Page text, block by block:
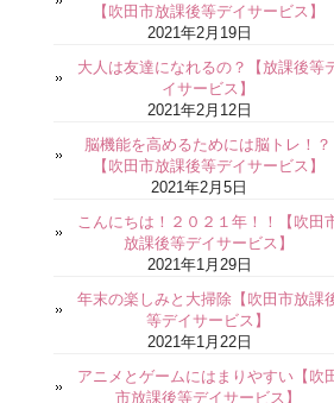
【吹田市放課後等デイサービス】
2021年2月19日
大人は友達になれるの？【放課後等
イサービス】
2021年2月12日
脳機能を高めるためには脳トレ！？
【吹田市放課後等デイサービス】
2021年2月5日
こんにちは！２０２１年！！【吹田
放課後等デイサービス】
2021年1月29日
年末の楽しみと大掃除【吹田市放課
等デイサービス】
2021年1月22日
アニメとゲームにはまりやすい【吹
市放課後等デイサービス】